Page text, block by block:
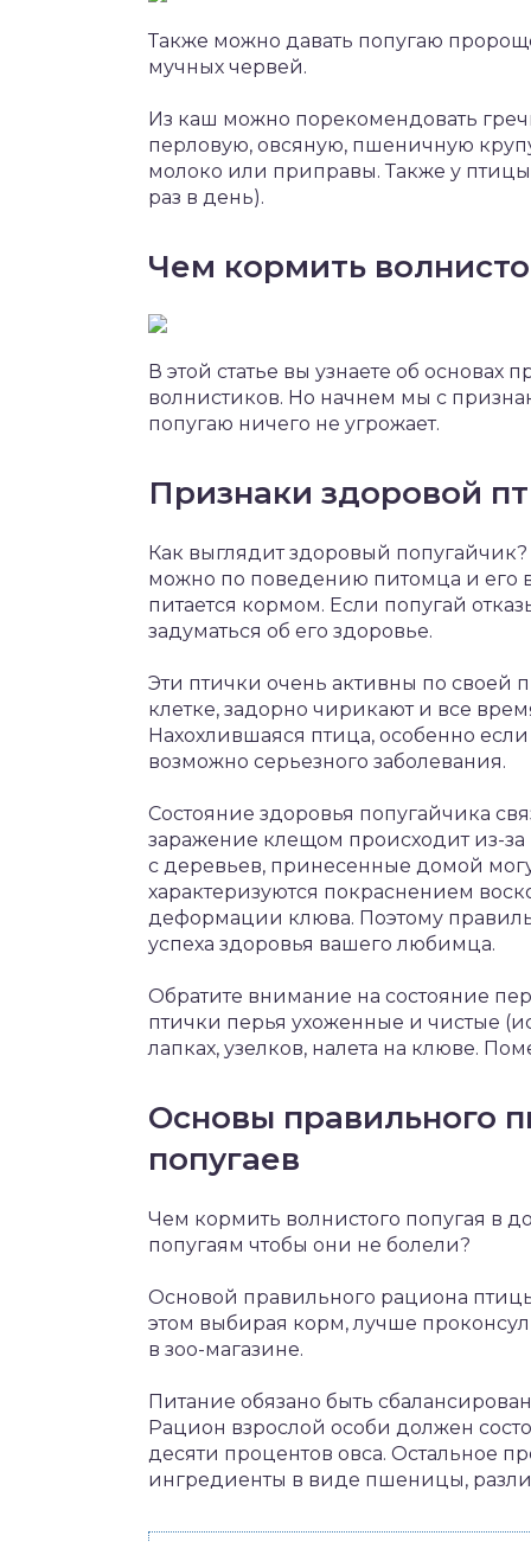
Также можно давать попугаю
мучных червей.
Из каш можно порекомендовать
перловую, овсяную, пшеничную
молоко или приправы. Также у птицы
раз в день).
Чем кормить
В этой статье вы узнаете об основах
волнистиков. Но начнем мы с
попугаю ничего не угрожает.
Признаки здоровой
Как выглядит здоровый
можно по поведению питомца и его
питается кормом. Если попугай
задуматься об его здоровье.
Эти птички очень активны по своей
клетке, задорно чирикают и все
Нахохлившаяся птица, особенно
возможно серьезного заболевания.
Состояние здоровья попугайчика
заражение клещом происходит из-
с деревьев, принесенные домой
характеризуются покраснением
деформации клюва. Поэтому
успеха здоровья вашего любимца.
Обратите внимание на состояние
птички перья ухоженные и чистые
лапках, узелков, налета на клюве.
Основы правильного
попугаев
Чем кормить волнистого попугая в
попугаям чтобы они не болели?
Основой правильного рациона
этом выбирая корм, лучше
в зоо-магазине.
Питание обязано быть
Рацион взрослой особи должен
десяти процентов овса. Остальное
ингредиенты в виде пшеницы,